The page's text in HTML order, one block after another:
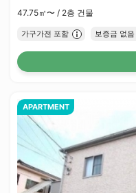
47.75㎡〜 / 2층 건물
가구가전 포함 보증금 없음
APARTMENT